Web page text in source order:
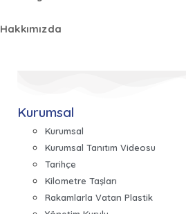
Hakkımızda
Kurumsal
Kurumsal
Kurumsal Tanıtım Videosu
Tarihçe
Kilometre Taşları
Rakamlarla Vatan Plastik